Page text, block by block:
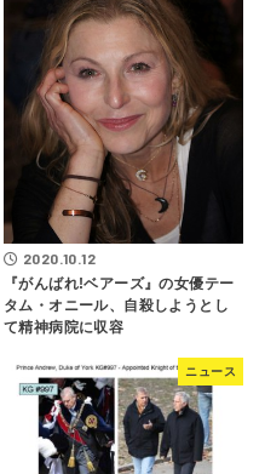
2020.10.12
『がんばれ!ベアーズ』の女優テー
タム・オニール、自殺しようとし
て精神病院に収容
ニュース